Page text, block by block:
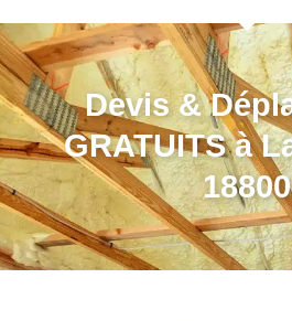
Devis &
GRATUITS à
18800